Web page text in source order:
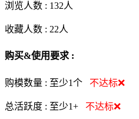
浏览人数 : 132人
收藏人数 : 22人
购买&使用要求 :
购模数量 : 至少1个 不达标❌
总活跃度 : 至少1+ 不达标❌